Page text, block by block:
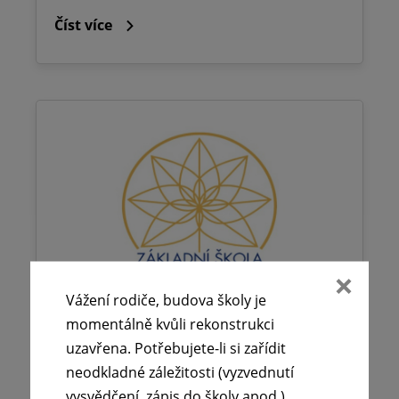
Číst více
🪧Oznámení o udělení ředitelského
Vážení rodiče, budova školy je
momentálně kvůli rekonstrukci
uzavřena. Potřebujete-li si zařídit
neodkladné záležitosti (vyzvednutí